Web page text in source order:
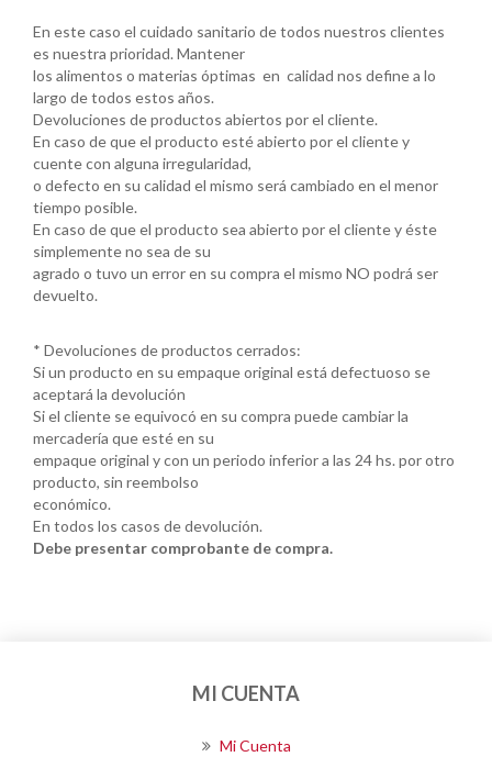
En este caso el cuidado sanitario de todos nuestros clientes
es nuestra prioridad. Mantener
los alimentos o materias óptimas en calidad nos define a lo
largo de todos estos años.
Devoluciones de productos abiertos por el cliente.
En caso de que el producto esté abierto por el cliente y
cuente con alguna irregularidad,
o defecto en su calidad el mismo será cambiado en el menor
tiempo posible.
En caso de que el producto sea abierto por el cliente y éste
simplemente no sea de su
agrado o tuvo un error en su compra el mismo NO podrá ser
devuelto.
* Devoluciones de productos cerrados:
Si un producto en su empaque original está defectuoso se
aceptará la devolución
Si el cliente se equivocó en su compra puede cambiar la
mercadería que esté en su
empaque original y con un periodo inferior a las 24 hs. por otro
producto, sin reembolso
económico.
En todos los casos de devolución.
Debe presentar comprobante de compra.
MI CUENTA
Mi Cuenta